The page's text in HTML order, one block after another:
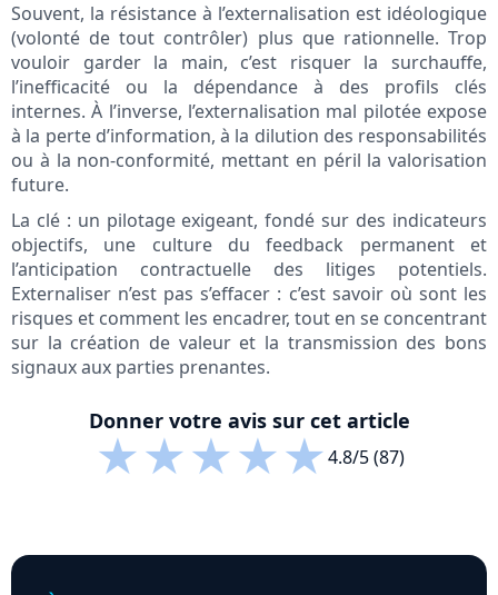
Souvent, la résistance à l’externalisation est idéologique
(volonté de tout contrôler) plus que rationnelle. Trop
vouloir garder la main, c’est risquer la surchauffe,
l’inefficacité ou la dépendance à des profils clés
internes. À l’inverse, l’externalisation mal pilotée expose
à la perte d’information, à la dilution des responsabilités
ou à la non-conformité, mettant en péril la valorisation
future.
La clé : un pilotage exigeant, fondé sur des indicateurs
objectifs, une culture du feedback permanent et
l’anticipation contractuelle des litiges potentiels.
Externaliser n’est pas s’effacer : c’est savoir où sont les
risques et comment les encadrer, tout en se concentrant
sur la création de valeur et la transmission des bons
signaux aux parties prenantes.
Donner votre avis sur cet article
★★★★★4.8/5 (87)